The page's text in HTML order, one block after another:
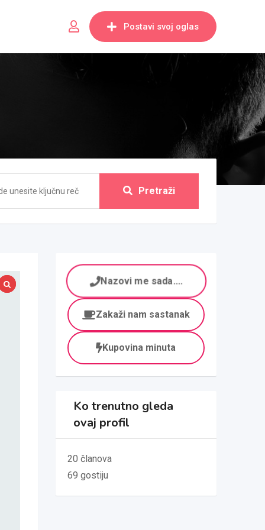
Postavi svoj oglas
Pretraži
Nazovi me sada....
Zakaži nam sastanak
Kupovina minuta
Ko trenutno gleda
ovaj profil
20 članova
69 gostiju